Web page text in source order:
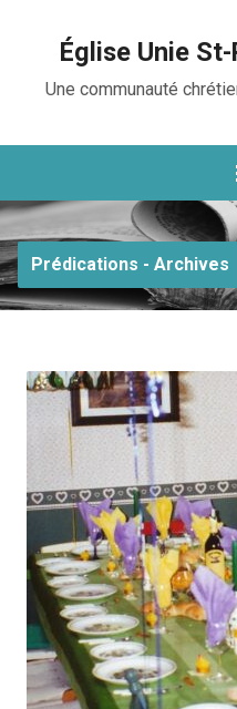
Église Unie
Une communauté
Prédications - Archives